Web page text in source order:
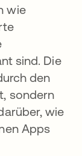
wie
sind. Die
den
sondern
wie
Apps